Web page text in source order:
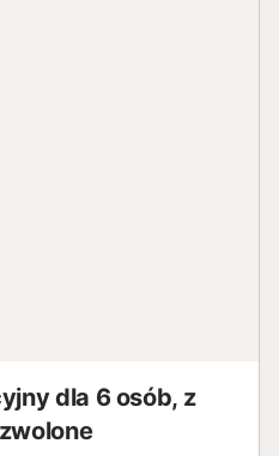
dla 6 osób, z